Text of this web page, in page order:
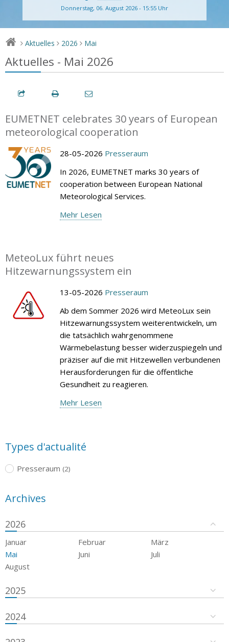
Donnerstag, 06. August 2026 - 15:55 Uhr
> Aktuelles > 2026 > Mai
Aktuelles - Mai 2026
EUMETNET celebrates 30 years of European
meteorological cooperation
28-05-2026 Presseraum
In 2026, EUMETNET marks 30 years of
cooperation between European National
Meteorological Services.
Mehr Lesen
MeteoLux führt neues
Hitzewarnungssystem ein
13-05-2026 Presseraum
Ab dem Sommer 2026 wird MeteoLux sein
Hitzewarnungssystem weiterentwickeln, um
die tatsächlich wahrgenommene
Wärmebelastung besser widerzuspiegeln und
präziser auf die mit Hitzewellen verbundenen
Herausforderungen für die öffentliche
Gesundheit zu reagieren.
Mehr Lesen
Types d'actualité
Presseraum (2)
Archives
2026
Januar Februar
März
Mai
Juni
Juli
August
2025
2024